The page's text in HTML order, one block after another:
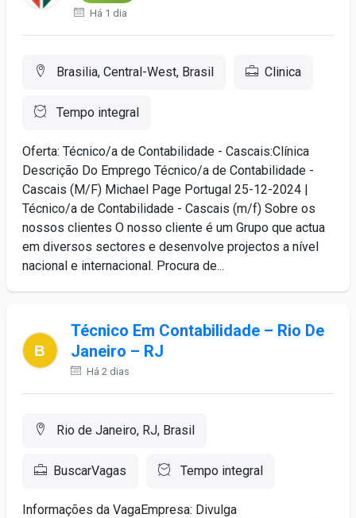
Há 1 dia
Brasilia, Central-West, Brasil Clinica
Tempo integral
Oferta: Técnico/a de Contabilidade - Cascais:Clínica
Descrição Do Emprego Técnico/a de Contabilidade -
Cascais (M/F) Michael Page Portugal 25-12-2024 |
Técnico/a de Contabilidade - Cascais (m/f) Sobre os
nossos clientes O nosso cliente é um Grupo que actua
em diversos sectores e desenvolve projectos a nível
nacional e internacional. Procura de...
Técnico Em Contabilidade – Rio De
Janeiro – RJ
Há 2 dias
Rio de Janeiro, RJ, Brasil
BuscarVagas Tempo integral
Informações da VagaEmpresa: Divulga